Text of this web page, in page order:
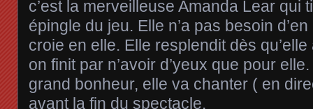
c’est la merveilleuse Amanda Lear qui
épingle du jeu. Elle n’a pas besoin
croie en elle. Elle resplendit dès
on finit par n’avoir d’yeux que pour
grand bonheur, elle va chanter ( en
avant la fin du spectacle.